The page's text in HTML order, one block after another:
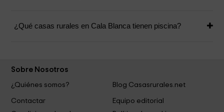
¿Qué casas rurales en Cala Blanca tienen piscina?
Sobre Nosotros
¿Quiénes somos?
Blog Casasrurales.net
Contactar
Equipo editorial